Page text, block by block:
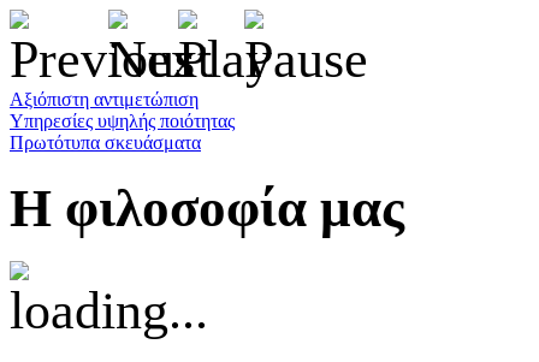
Αξιόπιστη αντιμετώπιση
Υπηρεσίες υψηλής ποιότητας
Πρωτότυπα σκευάσματα
Η φιλοσοφία μας